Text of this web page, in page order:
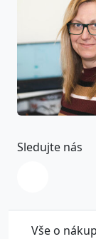
Vše o
Sledujte nás